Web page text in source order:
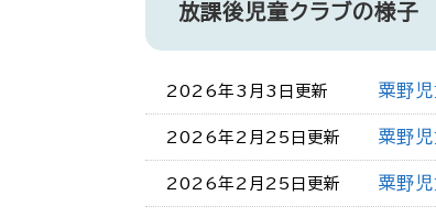
放課後児童クラブの様子
2026年3月3日更新 粟野
2026年2月25日更新 粟野
2026年2月25日更新 粟野